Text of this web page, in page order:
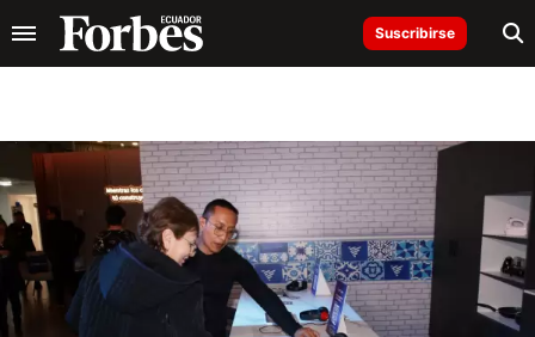
Suscribirse